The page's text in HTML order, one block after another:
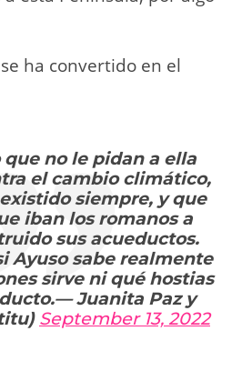
ha convertido en el
que no le pidan a ella
el cambio climático,
siempre, y que
iban los romanos a
sus acueductos.
Ayuso sabe realmente
sirve ni qué hostias
Juanita Paz y
September 13, 2022